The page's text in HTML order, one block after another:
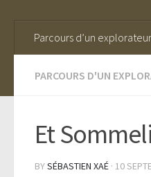
Parcours d’un explorateur
PARCOURS D'UN
Et
BYSÉBASTIEN XAÉ · 10